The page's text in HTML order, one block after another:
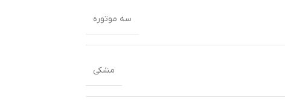
سه موتوره
مشکی